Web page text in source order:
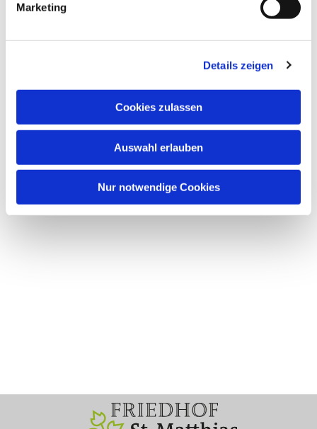
Marketing
Details zeigen
Cookies zulassen
Auswahl erlauben
Nur notwendige Cookies